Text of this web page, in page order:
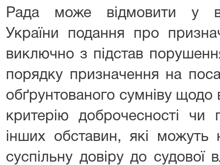
Рада може відмовити у
України подання про
виключно з підстав
порядку призначення на
обґрунтованого сумніву щодо
критерію доброчесності чи
інших обставин, які можуть
суспільну довіру до судової